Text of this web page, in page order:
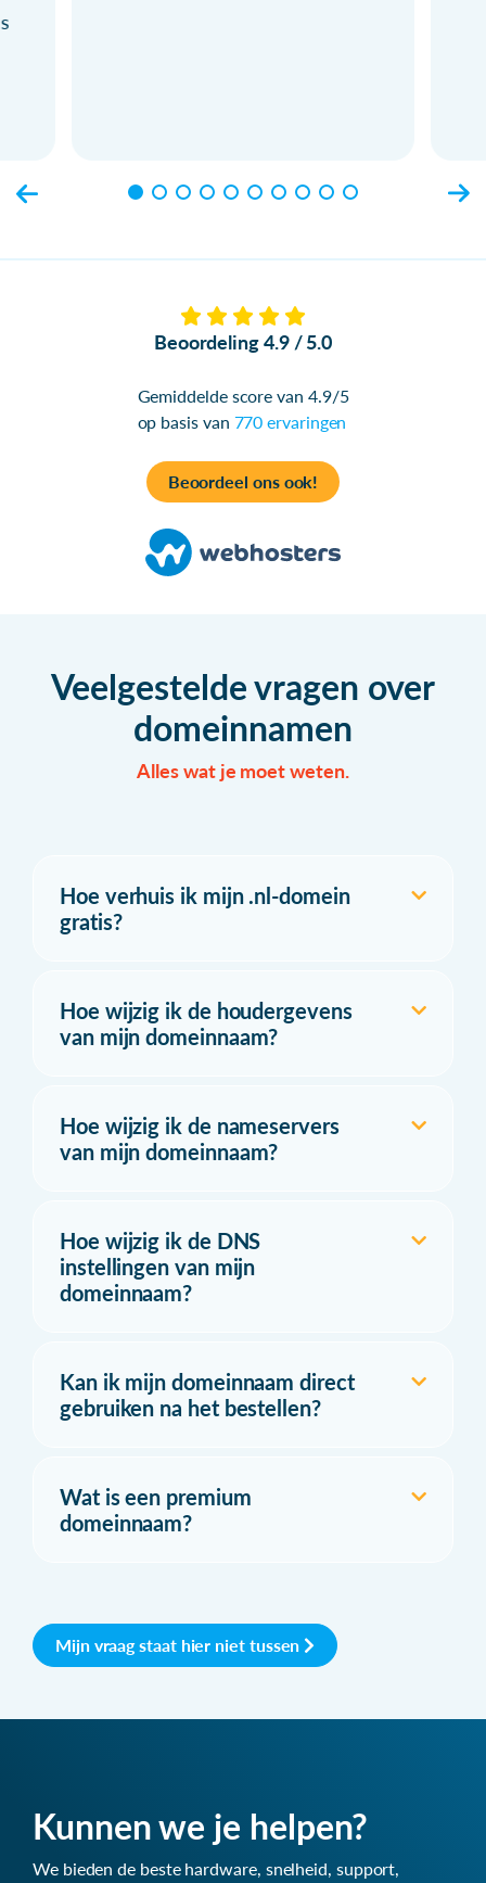
Beoordeling 4.9 / 5.0
Gemiddelde score van 4.9/5
op basis van 770 ervaringen
Beoordeel ons ook!
Veelgestelde vragen over
domeinnamen
Alles wat je moet weten.
Hoe verhuis ik mijn .nl-domein
gratis?
Hoe wijzig ik de houdergevens
van mijn domeinnaam?
Hoe wijzig ik de nameservers
van mijn domeinnaam?
Hoe wijzig ik de DNS
instellingen van mijn
domeinnaam?
Kan ik mijn domeinnaam direct
gebruiken na het bestellen?
Wat is een premium
domeinnaam?
Mijn vraag staat hier niet tussen
Kunnen we je helpen?
We bieden de beste hardware, snelheid, support,